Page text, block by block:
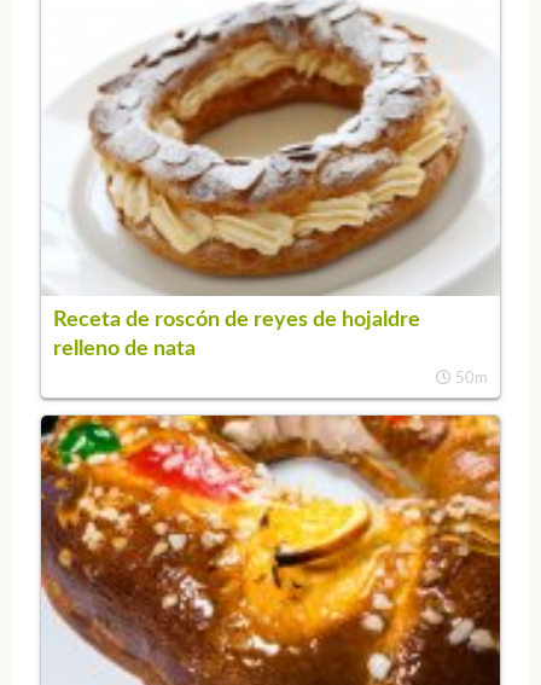
Receta de roscón de reyes de hojaldre
relleno de nata
50m